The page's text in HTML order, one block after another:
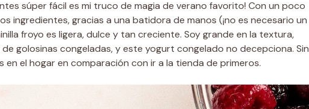
súper fácil es mi truco de magia de verano favorito! Con un poco
ingredientes, gracias a una batidora de manos (¡no es necesario un
froyo es ligera, dulce y tan creciente. Soy grande en la textura,
golosinas congeladas, y este yogurt congelado no decepciona. Sin
el hogar en comparación con ir a la tienda de primeros.